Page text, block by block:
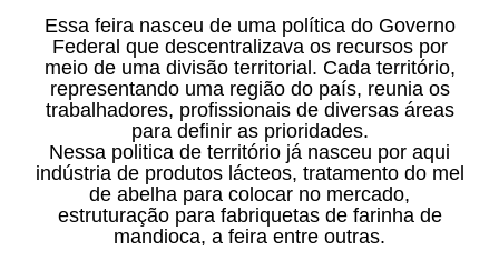
Essa feira nasceu de uma política do Governo
Federal que descentralizava os recursos por
meio de uma divisão territorial. Cada território,
representando uma região do país, reunia os
trabalhadores, profissionais de diversas áreas
para definir as prioridades.
Nessa politica de território já nasceu por aqui
indústria de produtos lácteos, tratamento do mel
de abelha para colocar no mercado,
estruturação para fabriquetas de farinha de
mandioca, a feira entre outras.